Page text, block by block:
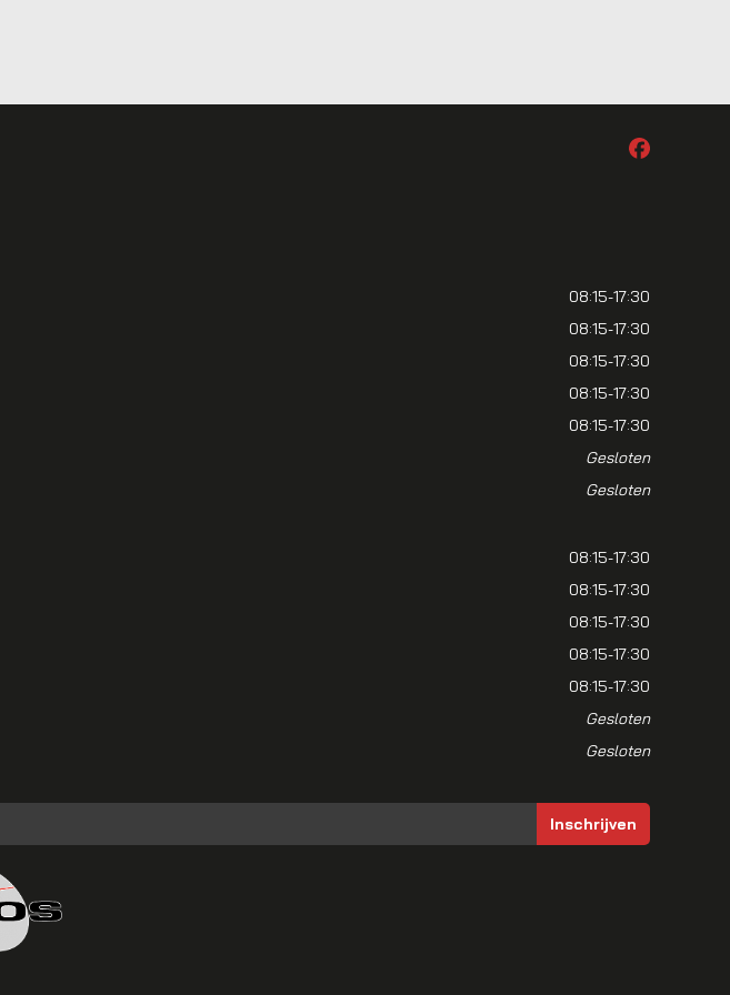
08:15-17:30
08:15-17:30
08:15-17:30
08:15-17:30
08:15-17:30
Gesloten
Gesloten
08:15-17:30
08:15-17:30
08:15-17:30
08:15-17:30
08:15-17:30
Gesloten
Gesloten